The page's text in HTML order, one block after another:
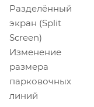
Разделённый
экран (Split
Screen)
Изменение
размера
парковочных
линий